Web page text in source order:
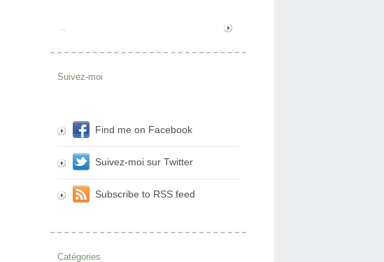
Suivez-moi
Find me on Facebook
Suivez-moi sur Twitter
Subscribe to RSS feed
Catégories